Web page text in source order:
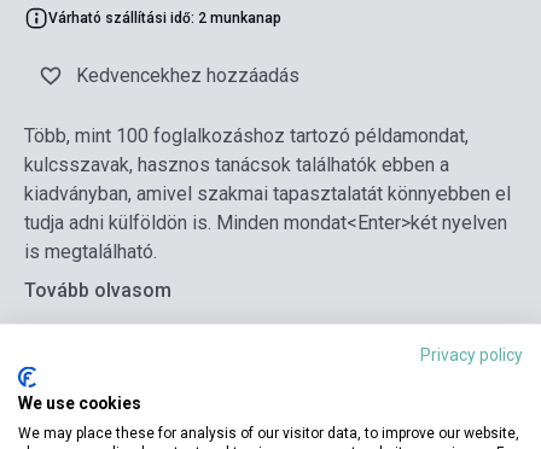
Várható szállítási idő: 2 munkanap
Kedvencekhez hozzáadás
Több, mint 100 foglalkozáshoz tartozó példamondat,
kulcsszavak, hasznos tanácsok találhatók ebben a
kiadványban, amivel szakmai tapasztalatát könnyebben el
tudja adni külföldön is. Minden mondat<Enter>két nyelven
is megtalálható.
Tovább olvasom
Kosárba
Privacy policy
We use cookies
We may place these for analysis of our visitor data, to improve our website,